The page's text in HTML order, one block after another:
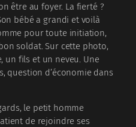
être au foyer. La fierté ?
bébé a grandi et voilà
pour toute initiation,
soldat. Sur cette photo,
un fils et un neveu. Une
question d’économie dans
le petit homme
de rejoindre ses